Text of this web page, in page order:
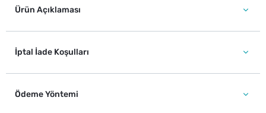
Ürün Açıklaması
İptal İade Koşulları
Ödeme Yöntemi